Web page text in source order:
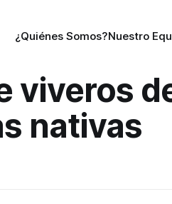
¿Quiénes Somos?Nuestro
viveros
nativas